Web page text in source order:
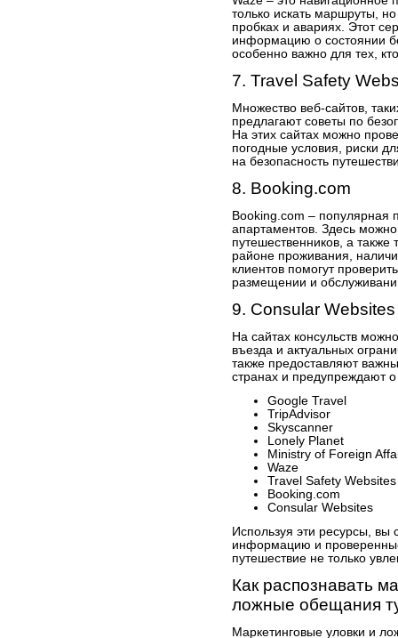
только искать маршруты,
пробках и авариях. Этот
информацию о состоянии
особенно важно для тех,
7. Travel Safety
Множество веб-сайтов,
предлагают советы по
На этих сайтах можно
погодные условия, риски
на безопасность
8. Booking.com
Booking.com – популярная
апартаментов. Здесь
путешественников, а
районе проживания,
клиентов помогут
размещении и
9. Consular Websites
На сайтах консульств
въезда и актуальных
также предоставляют
странах и предупреждают
Google Travel
TripAdvisor
Skyscanner
Lonely Planet
Ministry of Foreign
Waze
Travel Safety Websites
Booking.com
Consular Websites
Используя эти ресурсы, вы
информацию и
путешествие не только
Как распознавать
ложные обещания
Маркетинговые уловки и